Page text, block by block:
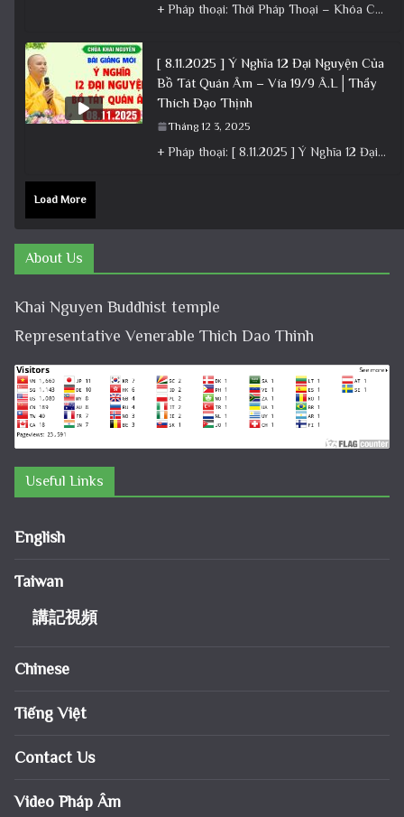
+ Pháp thoại: Thời Pháp Thoại – Khóa Chuyên Tu Ngày 22/11/2025 – TT Thích Đạo Thịnh + Album: Pháp
[ 8.11.2025 ] Ý Nghĩa 12 Đại Nguyện Của
Bồ Tát Quán Âm – Vía 19/9 Â.L│Thầy
Thích Đạo Thịnh
Tháng 12 3, 2025
+ Pháp thoại: [ 8.11.2025 ] Ý Nghĩa 12 Đại Nguyện Của Bồ Tát Quán Âm – Vía 19/9 Â.L│Thầy
Load More
About Us
Khai Nguyen Buddhist temple
Representative Venerable Thich Dao Thinh
Useful Links
English
Taiwan
講記視頻
Chinese
Tiếng Việt
Contact Us
Video Pháp Âm